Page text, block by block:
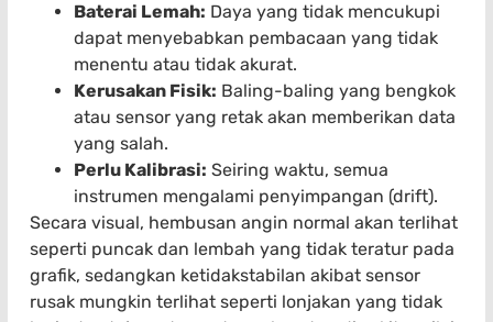
Baterai Lemah: Daya yang tidak mencukupi
dapat menyebabkan pembacaan yang tidak
menentu atau tidak akurat.
Kerusakan Fisik: Baling-baling yang bengkok
atau sensor yang retak akan memberikan data
yang salah.
Perlu Kalibrasi: Seiring waktu, semua
instrumen mengalami penyimpangan (drift).
Secara visual, hembusan angin normal akan terlihat
seperti puncak dan lembah yang tidak teratur pada
grafik, sedangkan ketidakstabilan akibat sensor
rusak mungkin terlihat seperti lonjakan yang tidak